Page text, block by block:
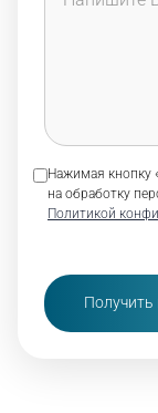
Нажимая кнопку
на обработку
Политикой